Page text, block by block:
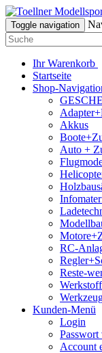
Toggle navigation
Ihr Warenkorb
Startseite
Shop-
Akkus
Auto +
RC-
Reste-
Kunden-Menü
Login
Passwort
Account